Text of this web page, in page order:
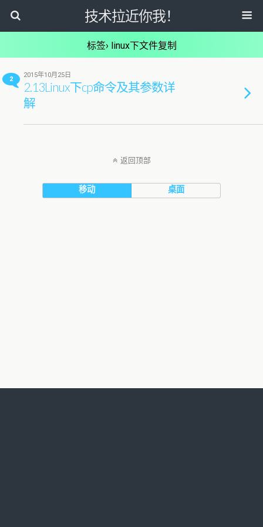
技术拉近你我！
标签› linux下文件复制
2
2015年10月25日
2.13Linux下cp命令及其参数详
解
返回顶部
移动 桌面